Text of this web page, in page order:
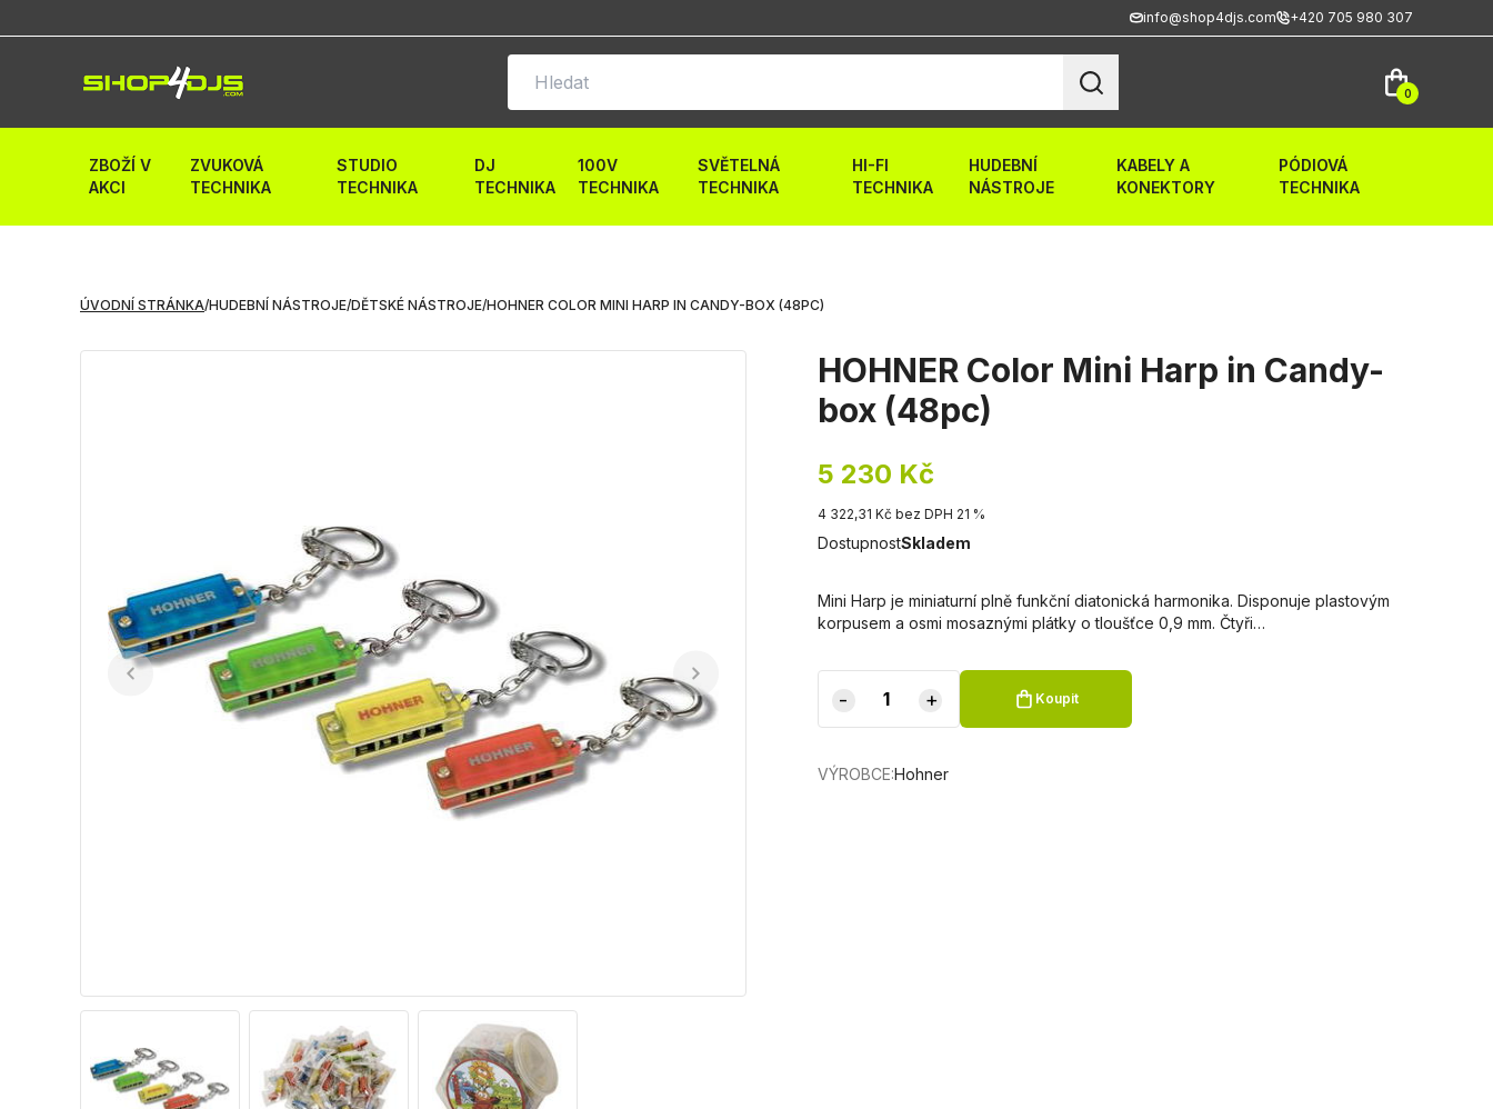
info@shop4djs.com +420 705 980 307
0
ZBOŽÍ V
AKCI
ZVUKOVÁ
TECHNIKA
STUDIO
TECHNIKA
DJ
TECHNIKA
100V
TECHNIKA
SVĚTELNÁ
TECHNIKA
HI-FI
TECHNIKA
HUDEBNÍ
NÁSTROJE
KABELY A
KONEKTORY
PÓDIOVÁ
TECHNIKA
ÚVODNÍ STRÁNKA/HUDEBNÍ NÁSTROJE/DĚTSKÉ NÁSTROJE/HOHNER COLOR MINI HARP IN CANDY-BOX (48PC)
HOHNER Color Mini Harp in Candy-
box (48pc)
5 230 Kč
4 322,31 Kč bez DPH 21 %
DostupnostSkladem
Mini Harp je miniaturní plně funkční diatonická harmonika. Disponuje plastovým
korpusem a osmi mosaznými plátky o tloušťce 0,9 mm. Čtyři…
- + Koupit
VÝROBCE:Hohner